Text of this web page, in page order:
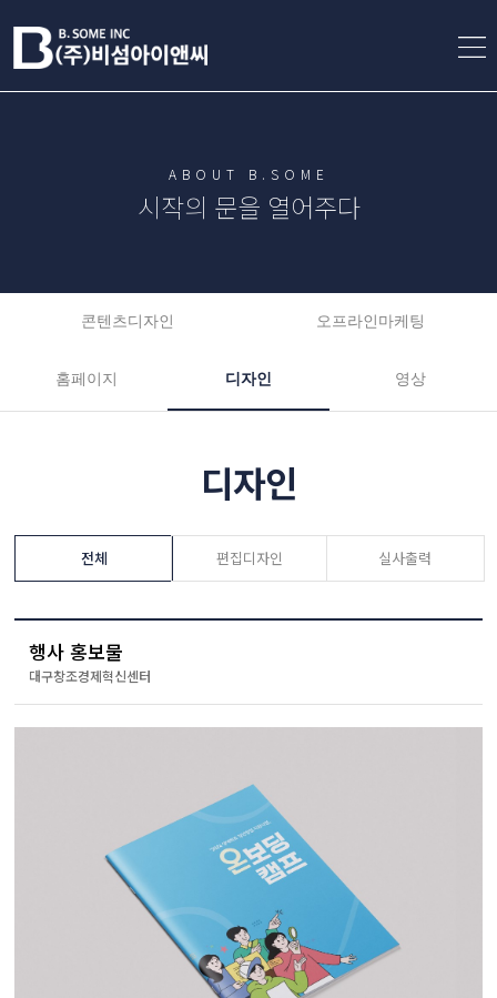
ABOUT B.SOME
시작의 문을 열어주다
콘텐츠디자인 오프라인마케팅
홈페이지 디자인 영상
디자인
전체 편집디자인 실사출력
행사 홍보물
대구창조경제혁신센터